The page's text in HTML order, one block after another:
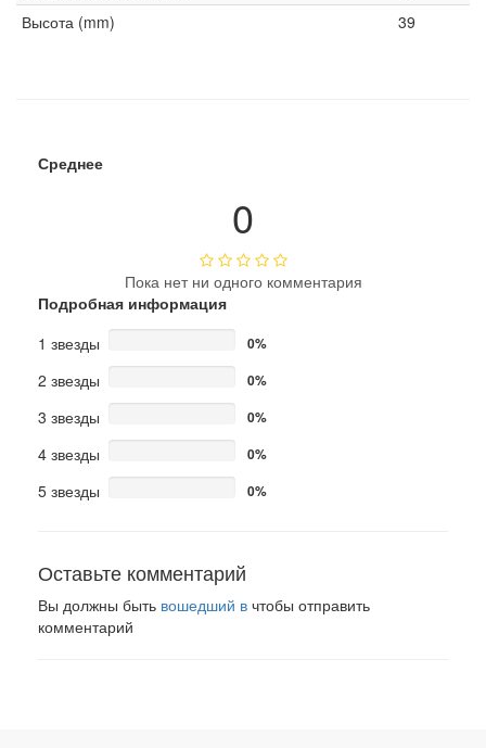
Высота (mm)
39
Среднее
0
Пока нет ни одного комментария
Подробная информация
1 звезды
0%
2 звезды 0%
3 звезды 0%
4 звезды 0%
5 звезды 0%
Оставьте комментарий
Вы должны быть вошедший в чтобы отправить
комментарий